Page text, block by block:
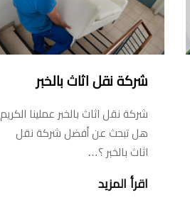
شركة نقل اثاث بالخبر
شركة نقل اثاث بالخبر عملينا الكريم
هل تبحث عن أفضل شركة نقل
اثاث بالخبر ؟…
اقرأ المزيد